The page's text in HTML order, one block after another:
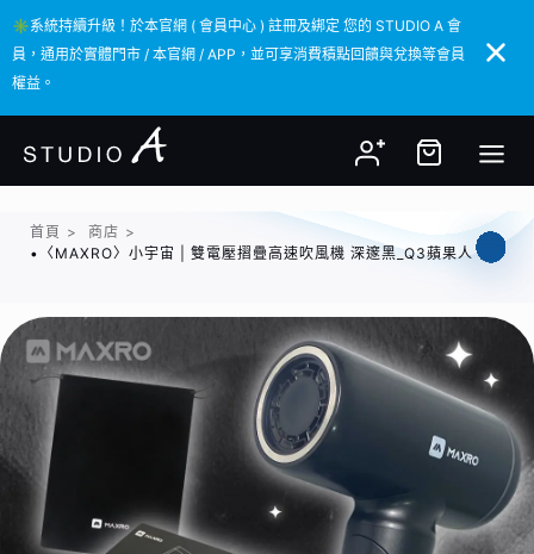
✳️系統持續升級！於本官網 ( 會員中心 ) 註冊及綁定 您的 STUDIO A 會
員，通用於實體門市 / 本官網 / APP，並可享消費積點回饋與兌換等會員
權益。
✳️系統持續升級！於本官網 ( 會員中心 ) 註冊及綁定 您的 STUDIO A 會
員，通用於實體門市 / 本官網 / APP，並可享消費積點回饋與兌換等會員
權益。
首頁 > 商店 >
•〈MAXRO〉小宇宙 | 雙電壓摺疊高速吹風機 深邃黑_Q3蘋果人